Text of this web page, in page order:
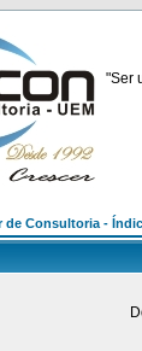
"Ser
de Consultoria -